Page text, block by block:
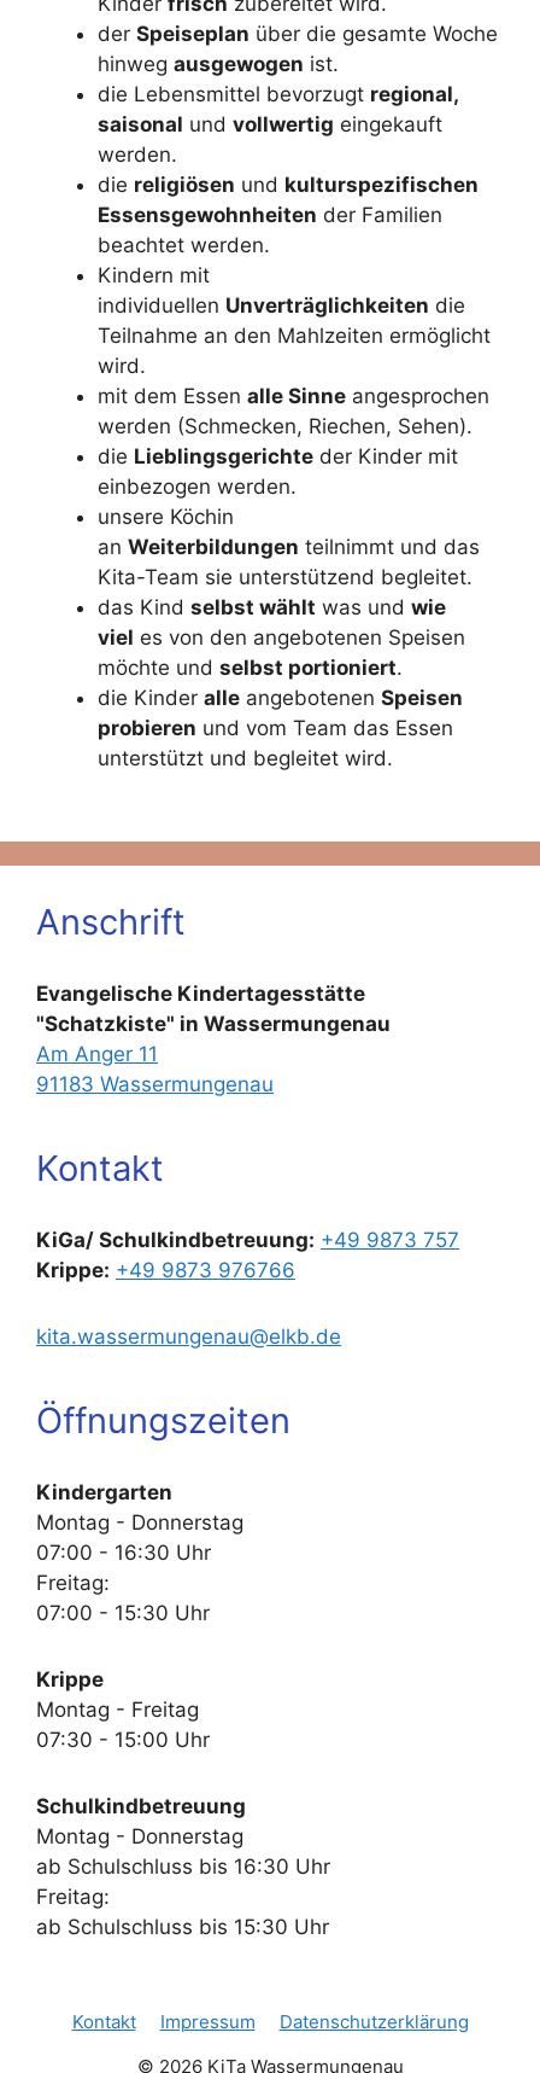
der Speiseplan über die gesamte Woche
hinweg ausgewogen ist.
die Lebensmittel bevorzugt regional,
saisonal und vollwertig eingekauft
werden.
die religiösen und kulturspezifischen
Essensgewohnheiten der Familien
beachtet werden.
Kindern mit
individuellen Unverträglichkeiten die
Teilnahme an den Mahlzeiten ermöglicht
wird.
mit dem Essen alle Sinne angesprochen
werden (Schmecken, Riechen, Sehen).
die Lieblingsgerichte der Kinder mit
einbezogen werden.
unsere Köchin
an Weiterbildungen teilnimmt und das
Kita-Team sie unterstützend begleitet.
das Kind selbst wählt was und wie
viel es von den angebotenen Speisen
möchte und selbst portioniert.
die Kinder alle angebotenen Speisen
probieren und vom Team das Essen
unterstützt und begleitet wird.
Anschrift
Evangelische Kindertagesstätte
"Schatzkiste" in Wassermungenau
Am Anger 11
91183 Wassermungenau
Kontakt
KiGa/ Schulkindbetreuung: +49 9873 757
Krippe: +49 9873 976766
kita.wassermungenau@elkb.de
Öffnungszeiten
Kindergarten
Montag - Donnerstag
07:00 - 16:30 Uhr
Freitag:
07:00 - 15:30 Uhr
Krippe
Montag - Freitag
07:30 - 15:00 Uhr
Schulkindbetreuung
Montag - Donnerstag
ab Schulschluss bis 16:30 Uhr
Freitag:
ab Schulschluss bis 15:30 Uhr
Kontakt Impressum
Datenschutzerklärung
© 2026 KiTa Wassermungenau